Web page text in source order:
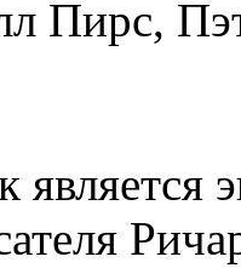
Пирс,